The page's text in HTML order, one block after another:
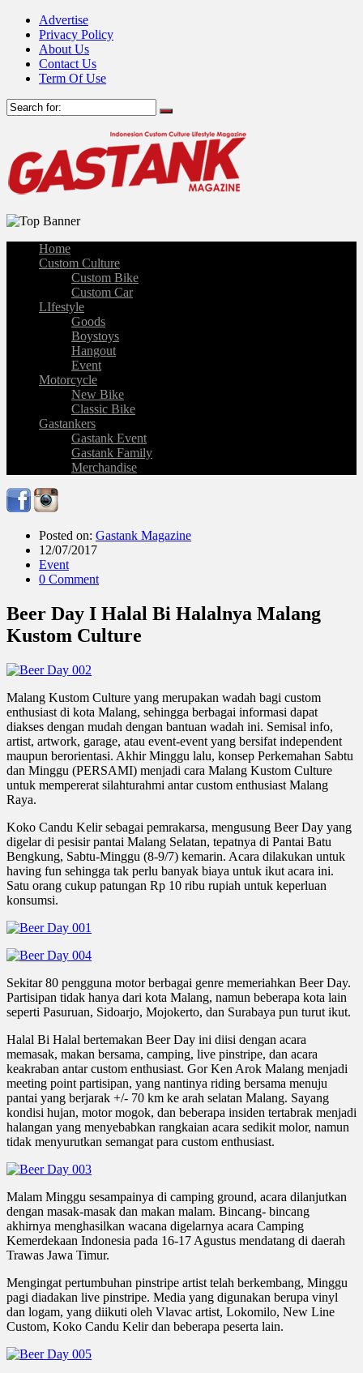
Advertise
Privacy Policy
About Us
Contact Us
Term Of Use
Home
Custom Culture
Custom Bike
Custom Car
LIfestyle
Goods
Boystoys
Hangout
Event
Motorcycle
New Bike
Classic Bike
Gastankers
Gastank Event
Gastank Family
Merchandise
Posted on: Gastank Magazine
12/07/2017
Event
0 Comment
Beer Day I Halal Bi Halalnya Malang
Kustom Culture
Malang Kustom Culture yang merupakan wadah bagi custom
enthusiast di kota Malang, sehingga berbagai informasi dapat
diakses dengan mudah dengan bantuan wadah ini. Semisal info,
artist, artwork, garage, atau event-event yang bersifat independent
maupun berorientasi. Akhir Minggu lalu, konsep Perkemahan Sabtu
dan Minggu (PERSAMI) menjadi cara Malang Kustom Culture
untuk mempererat silahturahmi antar custom enthusiast Malang
Raya.
Koko Candu Kelir sebagai pemrakarsa, mengusung Beer Day yang
digelar di pesisir pantai Malang Selatan, tepatnya di Pantai Batu
Bengkung, Sabtu-Minggu (8-9/7) kemarin. Acara dilakukan untuk
having fun sehingga tak perlu banyak biaya untuk ikut acara ini.
Satu orang cukup patungan Rp 10 ribu rupiah untuk keperluan
konsumsi.
Sekitar 80 pengguna motor berbagai genre memeriahkan Beer Day.
Partisipan tidak hanya dari kota Malang, namun beberapa kota lain
seperti Pasuruan, Sidoarjo, Mojokerto, dan Surabaya pun turut ikut.
Halal Bi Halal bertemakan Beer Day ini diisi dengan acara
memasak, makan bersama, camping, live pinstripe, dan acara
keakraban antar custom enthusiast. Gor Ken Arok Malang menjadi
meeting point partisipan, yang nantinya riding bersama menuju
pantai yang berjarak +/- 70 km ke arah selatan Malang. Sayang
kondisi hujan, motor mogok, dan beberapa insiden tertabrak menjadi
halangan yang menyebabkan rangkaian acara sedikit molor, namun
tidak menyurutkan semangat para custom enthusiast.
Malam Minggu sesampainya di camping ground, acara dilanjutkan
dengan masak-masak dan makan malam. Bincang- bincang
akhirnya menghasilkan wacana digelarnya acara Camping
Kemerdekaan Indonesia pada 16-17 Agustus mendatang di daerah
Trawas Jawa Timur.
Mengingat pertumbuhan pinstripe artist telah berkembang, Minggu
pagi diadakan live pinstripe. Media yang digunakan berupa vinyl
dan logam, yang diikuti oleh Vlavac artist, Lokomilo, New Line
Custom, Koko Candu Kelir dan beberapa peserta lain.